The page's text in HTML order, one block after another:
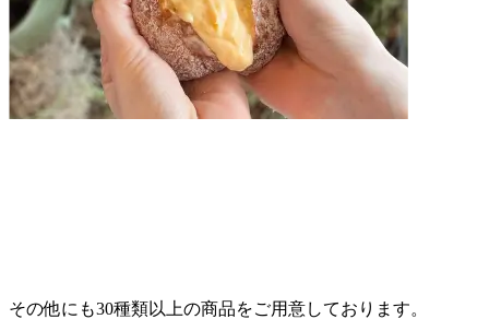
その他にも30種類以上の商品をご用意しております。